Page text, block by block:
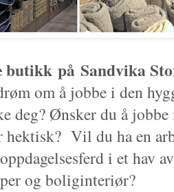
butikk på Sandvika
om å jobbe i den
deg? Ønsker du å
Vil du ha en
i et hav
og boliginteriør?